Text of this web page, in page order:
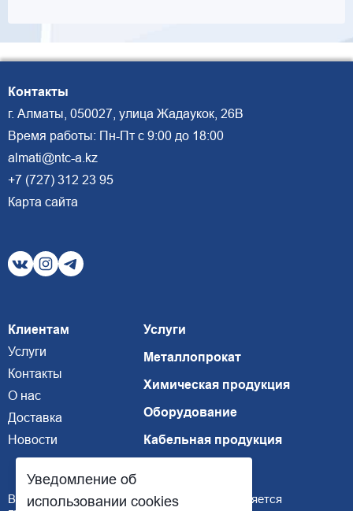
Контакты
г. Алматы, 050027, улица Жадаукок, 26В
Время работы: Пн-Пт с 9:00 до 18:00
almati@ntc-a.kz
+7 (727) 312 23 95
Карта сайта
Клиентам
Услуги
Контакты
О нас
Доставка
Новости
Услуги
Металлопрокат
Химическая продукция
Оборудование
Кабельная продукция
Внимание, размещенная информация не является
Уведомление об
использовании cookies